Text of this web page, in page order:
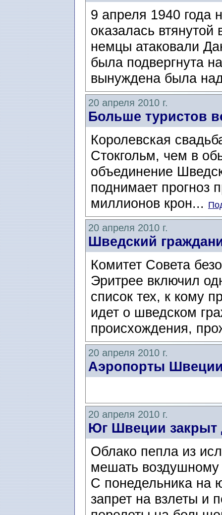
9 апреля 1940 года
оказалась
немцы атаковали
была подвергнута
вынуждена была
20 апреля 2010 г.
Больше туристов
Королевская
Стокгольм, чем в
объединение
поднимает прогноз
миллионов крон...
20 апреля 2010 г.
Шведский
Комитет Совета
Эритрее включил
список тех, к кому
идет о шведском
происхождения,
20 апреля 2010 г.
Аэропорты
20 апреля 2010 г.
Юг Швеции закрыт
Облако пепла из
мешать
С понедельника на
запрет на взлеты и